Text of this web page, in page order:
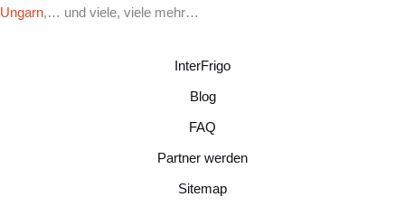
Ungarn,… und viele, viele mehr…
InterFrigo
Blog
FAQ
Partner werden
Sitemap